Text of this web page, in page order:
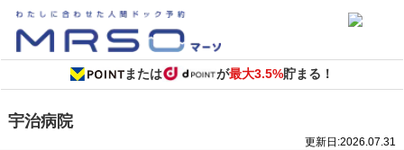
または が最大3.5%貯まる！
宇治病院
更新日:2026.07.31